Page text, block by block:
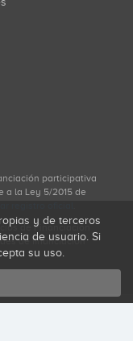
participativa
a la Ley 5/2015 de
de Financiación
de financiación
y de terceros
de usuario. Si
su uso.